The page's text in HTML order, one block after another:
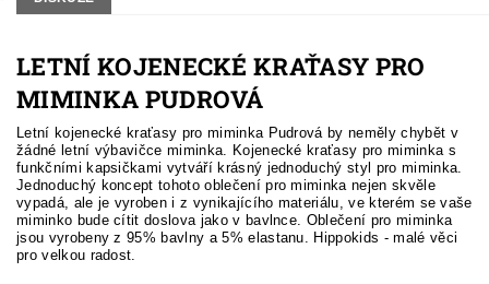
LETNÍ KOJENECKÉ KRAŤASY PRO
MIMINKA PUDROVÁ
Letní kojenecké kraťasy pro miminka Pudrová by neměly chybět v
žádné letní výbavičce miminka. Kojenecké kraťasy pro miminka s
funkčními kapsičkami vytváří krásný jednoduchý styl pro miminka.
Jednoduchý koncept tohoto oblečení pro miminka nejen skvěle
vypadá, ale je vyroben i z vynikajícího materiálu, ve kterém se vaše
miminko bude cítit doslova jako v bavlnce. Oblečení pro miminka
jsou vyrobeny z 95% bavlny a 5% elastanu. Hippokids - malé věci
pro velkou radost.